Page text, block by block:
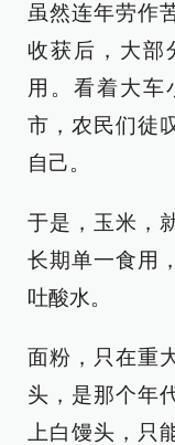
虽然连年劳作
收获后，大部
用。看着大车
市，农民们徒
自己。
于是，玉米，
长期单一食用
吐酸水。
面粉，只在重
头，是那个年
上白馒头，只